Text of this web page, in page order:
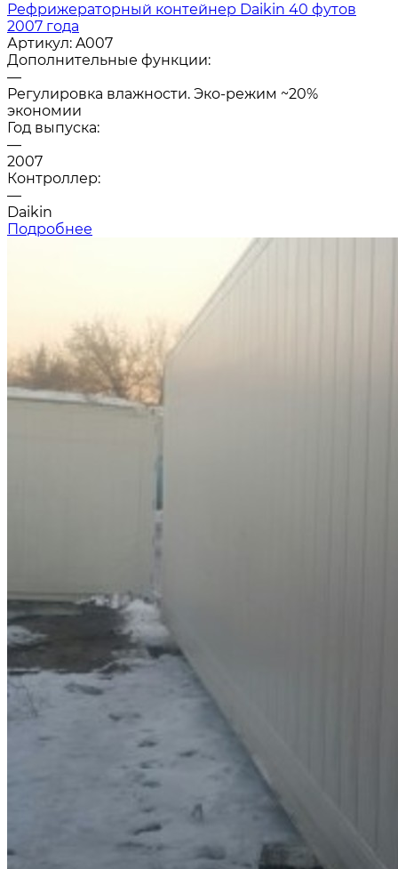
Рефрижераторный контейнер Daikin 40 футов
2007 года
Артикул: A007
Дополнительные функции:
—
Регулировка влажности. Эко-режим ~20%
экономии
Год выпуска:
—
2007
Контроллер:
—
Daikin
Подробнее